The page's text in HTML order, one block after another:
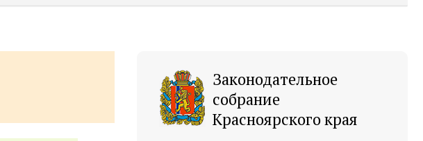
Законодательное
собрание
Красноярского края